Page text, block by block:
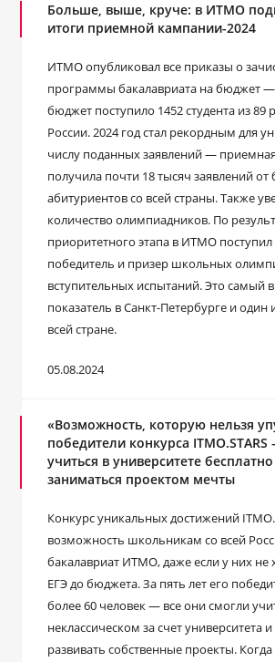
Больше, выше, круче: в ИТМО
итоги приемной кампании-2024
ИТМО опубликовал все приказы о
программы бакалавриата на бюджет —
бюджет поступило 1452 студента из 89
России. 2024 год стал рекордным для
числу поданных заявлений —
получила почти 18 тысяч заявлений от
абитуриентов со всей страны. Также
количество олимпиадников. По
приоритетного этапа в ИТМО поступил
победитель и призер школьных
вступительных испытаний. Это самый
показатель в Санкт-Петербурге и
всей стране.
05.08.2024
«Возможность, которую нельзя
победители конкурса
учиться в университете
заниматься проектом мечты
Конкурс уникальных достижений
возможность школьникам со всей
бакалавриат ИТМО, даже если у них не
ЕГЭ до бюджета. За пять лет его
более 60 человек ― все они смогли
неклассическом за счет университета
развивать собственные проекты. Когда